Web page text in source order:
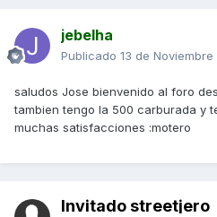
jebelha
Publicado 13 de Noviembre
saludos Jose bienvenido al foro
tambien tengo la 500 carburada y
muchas satisfacciones :motero
Invitado streetjero